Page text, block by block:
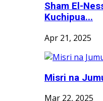
Sham El-
Kuchipua...
Apr 21, 2025
Misri na
Mar 22, 2025